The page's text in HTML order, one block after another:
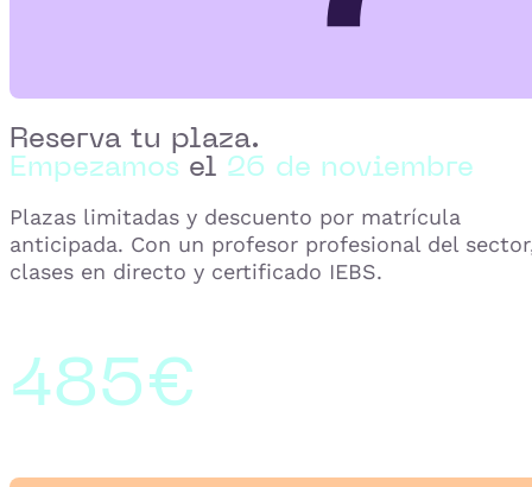
Reserva tu plaza.
Empezamos el 26 de noviembre
Plazas limitadas y descuento por matrícula
anticipada. Con un profesor profesional del
clases en directo y certificado IEBS.
485€